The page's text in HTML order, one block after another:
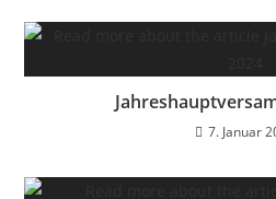
7. Januar